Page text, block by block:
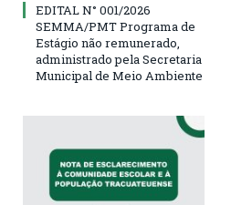
EDITAL N° 001/2026
SEMMA/PMT Programa de
Estágio não remunerado,
administrado pela Secretaria
Municipal de Meio Ambiente